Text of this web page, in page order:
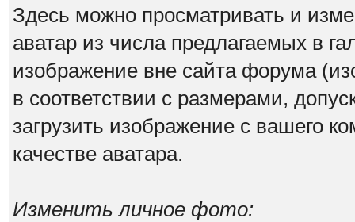
Здесь можно просматривать и
аватар из числа предлагаемых в
изображение вне сайта форума
в соответствии с размерами,
загрузить изображение с вашего
качестве аватара.
Изменить личное фото: